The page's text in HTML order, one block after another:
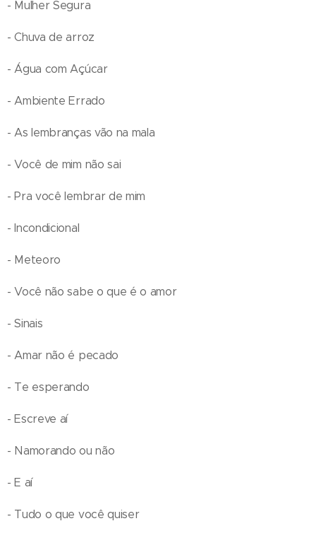
- Mulher Segura
- Chuva de arroz
- Água com Açúcar
- Ambiente Errado
- As lembranças vão na mala
- Você de mim não sai
- Pra você lembrar de mim
- Incondicional
- Meteoro
- Você não sabe o que é o amor
- Sinais
- Amar não é pecado
- Te esperando
- Escreve aí
- Namorando ou não
- E aí
- Tudo o que você quiser